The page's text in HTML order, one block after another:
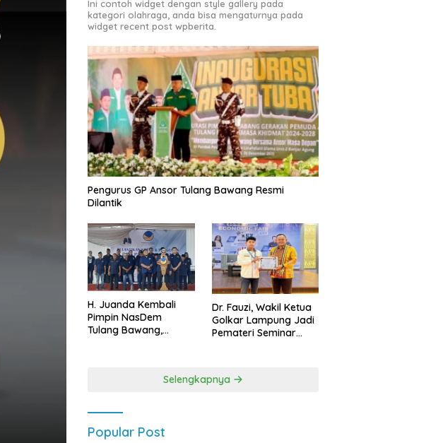
Ini contoh widget dengan style gallery pada
kategori olahraga, anda bisa mengaturnya pada
widget recent post wpberita.
Pengurus GP Ansor Tulang Bawang Resmi
Dilantik
H. Juanda Kembali
Pimpin NasDem
Tulang Bawang,
Dr. Fauzi, Wakil Ketua
Golkar Lampung Jadi
Pemateri Seminar
Kebangsaan
Selengkapnya
Popular Post